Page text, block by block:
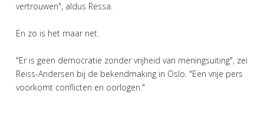
vertrouwen", aldus Ressa.
En zo is het maar net.
"Er is geen democratie zonder vrijheid van meningsuiting", zei
Reiss-Andersen bij de bekendmaking in Oslo. "Een vrije pers
voorkomt conflicten en oorlogen."